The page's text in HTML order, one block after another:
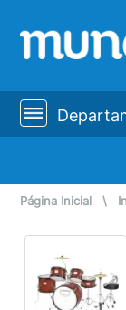
Página Inicial \